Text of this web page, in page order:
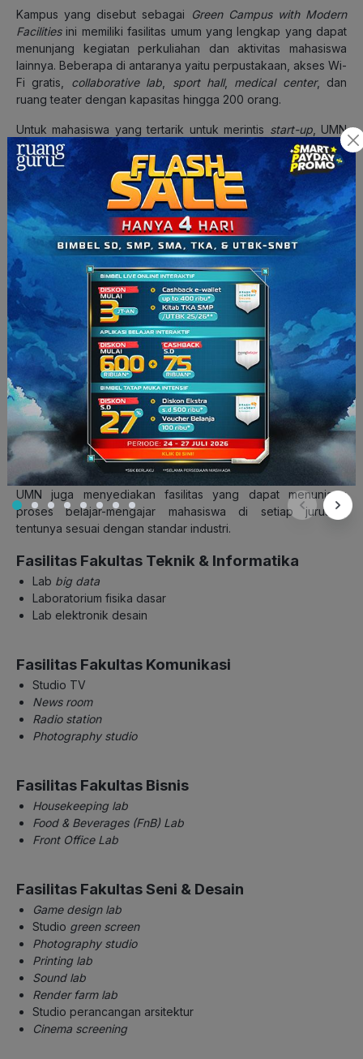
Kampus yang disebut sebagai
Green Campus with Modern
Facilities ini memiliki fasilitas umum yang lengkap yang dapat
menunjang kegiatan perkuliahan dan aktivitas mahasiswa
lainnya. Beberapa di antaranya yaitu perpustakaan, akses Wi-
Fi gratis, collaborative lab sport hall, medical center, dan
ruang teater dengan kapasitas hingga 200 orang.
Untuk mahasiswa yang tertarik untuk merintis start-up, UMN
juga menyediakanSkystar Ventures
, yaitu sebuah wadah
wirausaha yang didirikan oleh UMN sejak 2013.Skystar
Ventures
dapat menjadico-working space venture capital
,
plus
inkubator bisnis bagi kamu yang tertarik untuk
membangun perusahaan rintisan berbasis teknologi dan
informasi.
Inkubator bisnisSkystar VenturesUMN (techinasia.com)
Selain fasilitas-fasilitas umum yang telah disebutkan di atas,
UMN juga menyediakan fasilitas yang dapat menunjang
proses belajar-mengajar mahasiswa di setiap jurusan,
tentunya sesuai dengan standar industri.
Fasilitas Fakultas Teknik & Informatika
Lab big data
Laboratorium fisika dasar
Lab elektronik desain
Fasilitas Fakultas Komunikasi
Studio TV
News room
Radio station
Photography studio
Fasilitas Fakultas Bisnis
Housekeeping lab
Food & Beverages (FnB) Lab
Front Office Lab
Fasilitas Fakultas Seni & Desain
Game design lab
Studio green screen
Photography studio
Printing lab
Sound lab
Render farm lab
Studio perancangan arsitektur
Cinema screening